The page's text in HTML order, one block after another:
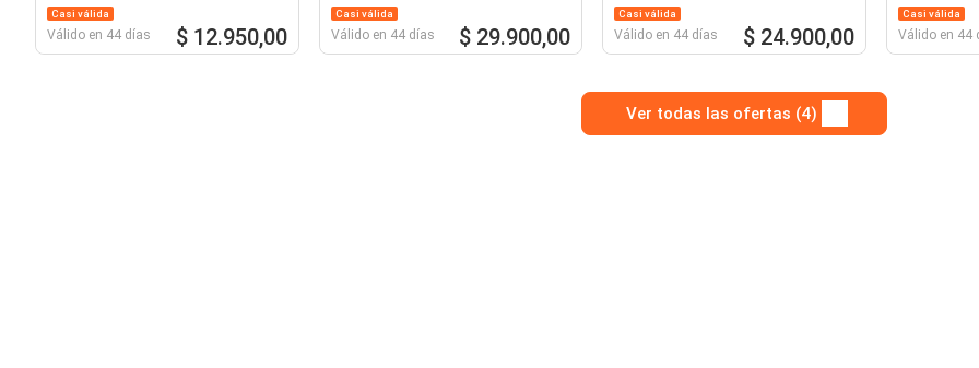
Casi válida
Válido en 44 días $ 12.950,00
Casi válida
Válido en 44 días $ 29.900,00
Casi válida
Válido en 44 días $ 24.900,00
Casi válida
Válido en 44
Ver todas las ofertas (4)